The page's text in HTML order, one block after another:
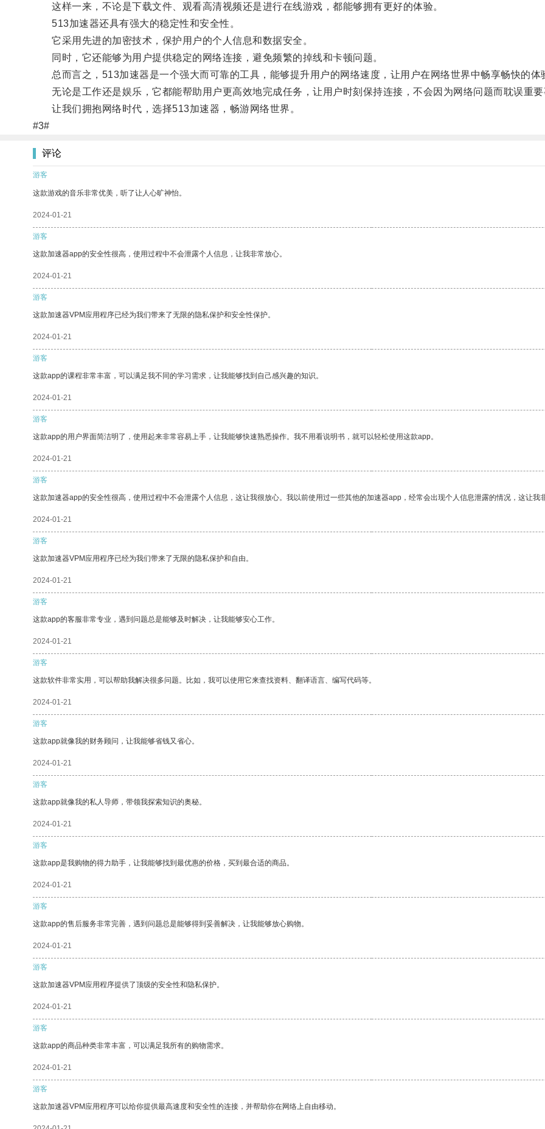
这样一来，不论是下载文件、观看高清视频还是进行在线游戏，都能够拥有更好的体验。
513加速器还具有强大的稳定性和安全性。
它采用先进的加密技术，保护用户的个人信息和数据安全。
同时，它还能够为用户提供稳定的网络连接，避免频繁的掉线和卡顿问题。
总而言之，513加速器是一个强大而可靠的工具，能够提升用户的网络速度，让用户在网络世界中畅享畅快的体
无论是工作还是娱乐，它都能帮助用户更高效地完成任务，让用户时刻保持连接，不会因为网络问题而耽误重
让我们拥抱网络时代，选择513加速器，畅游网络世界。
#3#
评论
游客
这款游戏的音乐非常优美，听了让人心旷神怡。
2024-01-21
游客
这款加速器app的安全性很高，使用过程中不会泄露个人信息，让我非常放心。
2024-01-21
游客
这款加速器VPM应用程序已经为我们带来了无限的隐私保护和安全性保护。
2024-01-21
游客
这款app的课程非常丰富，可以满足我不同的学习需求，让我能够找到自己感兴趣的知识。
2024-01-21
游客
这款app的用户界面简洁明了，使用起来非常容易上手，让我能够快速熟悉操作。我不用看说明书，就可以轻松使用这款app。
2024-01-21
游客
这款加速器app的安全性很高，使用过程中不会泄露个人信息，这让我很放心。我以前使用过一些其他的加速器app，经常会出现个人信息泄露的情况，这让我
2024-01-21
游客
这款加速器VPM应用程序已经为我们带来了无限的隐私保护和自由。
2024-01-21
游客
这款app的客服非常专业，遇到问题总是能够及时解决，让我能够安心工作。
2024-01-21
游客
这款软件非常实用，可以帮助我解决很多问题。比如，我可以使用它来查找资料、翻译语言、编写代码等。
2024-01-21
游客
这款app就像我的财务顾问，让我能够省钱又省心。
2024-01-21
游客
这款app就像我的私人导师，带领我探索知识的奥秘。
2024-01-21
游客
这款app是我购物的得力助手，让我能够找到最优惠的价格，买到最合适的商品。
2024-01-21
游客
这款app的售后服务非常完善，遇到问题总是能够得到妥善解决，让我能够放心购物。
2024-01-21
游客
这款加速器VPM应用程序提供了顶级的安全性和隐私保护。
2024-01-21
游客
这款app的商品种类非常丰富，可以满足我所有的购物需求。
2024-01-21
游客
这款加速器VPM应用程序可以给你提供最高速度和安全性的连接，并帮助你在网络上自由移动。